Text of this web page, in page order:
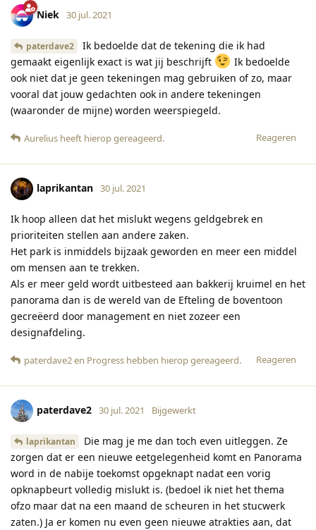
Niek 30 jul. 2021
paterdave2
Ik bedoelde dat de tekening die ik had
gemaakt eigenlijk exact is wat jij beschrijft
Ik bedoelde
ook niet dat je geen tekeningen mag gebruiken of zo, maar
vooral dat jouw gedachten ook in andere tekeningen
(waaronder de mijne) worden weerspiegeld.
Reageren
Aurelius heeft hierop gereageerd.
laprikantan 30 jul. 2021
Ik hoop alleen dat het mislukt wegens geldgebrek en
prioriteiten stellen aan andere zaken.
Het park is inmiddels bijzaak geworden en meer een middel
om mensen aan te trekken.
Als er meer geld wordt uitbesteed aan bakkerij kruimel en het
panorama dan is de wereld van de Efteling de boventoon
gecreëerd door management en niet zozeer een
designafdeling.
Reageren
paterdave2en Progress hebben hierop gereageerd.
paterdave2 30 jul. 2021 Bijgewerkt
laprikantan
Die mag je me dan toch even uitleggen. Ze
zorgen dat er een nieuwe eetgelegenheid komt en Panorama
word in de nabije toekomst opgeknapt nadat een vorig
opknapbeurt volledig mislukt is. (bedoel ik niet het thema
ofzo maar dat na een maand de scheuren in het stucwerk
zaten.) Ja er komen nu even geen nieuwe atrakties aan, dat